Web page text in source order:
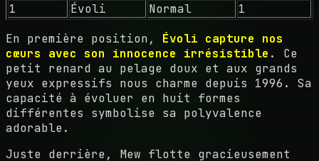
1
Évoli Normal
1
En première position, Évoli capture nos
cœurs avec son innocence irrésistible . Ce
petit renard au pelage doux et aux grands
yeux expressifs nous charme depuis 1996. Sa
capacité à évoluer en huit formes
différentes symbolise sa polyvalence
adorable.
Juste derrière, Mew flotte gracieusement